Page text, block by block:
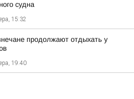
судна
15:32
продолжают отдыхать у
19:40